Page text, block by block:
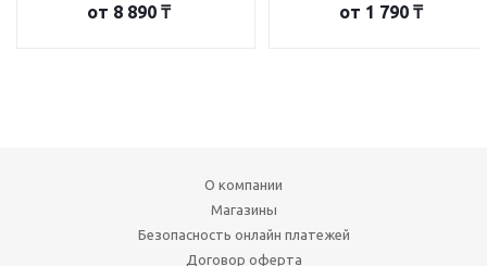
от 8 890 ₸ от 1 790 ₸
О компании
Магазины
Безопасность онлайн платежей
Договор оферта